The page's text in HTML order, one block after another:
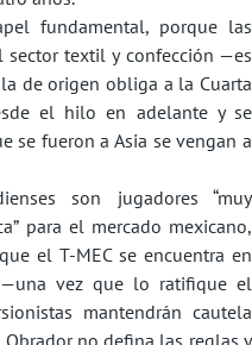
fundamental, porque las
sector textil y confección —es
de origen obliga a la Cuarta
el hilo en adelante y se
se fueron a Asia se vengan a
son jugadores “muy
para el mercado mexicano,
el T-MEC se encuentra en
vez que lo ratifique el
mantendrán cautela
no defina las reglas y